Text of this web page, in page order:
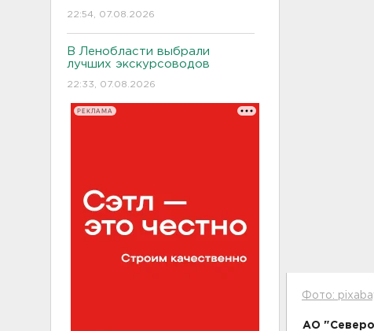
22:54, 07.08.2026
В Ленобласти выбрали
лучших экскурсоводов
22:33, 07.08.2026
РЕКЛАМА
Фото:
АО